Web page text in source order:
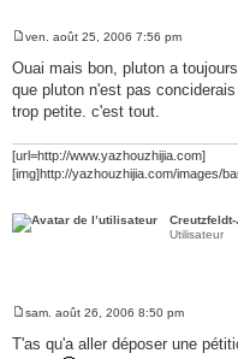
s
s
g
ven. août 25, 2006 7:56 pm
Ouai mais bon, pluton a
que pluton n'est pas
trop petite. c'est tout.
[url=http://www.yazhouzhijia.com]
[img]http://yazhouzhijia.com/images/
Utilisateur
e
s
sam. août 26, 2006 8:50 pm
T'as qu'a aller déposer une